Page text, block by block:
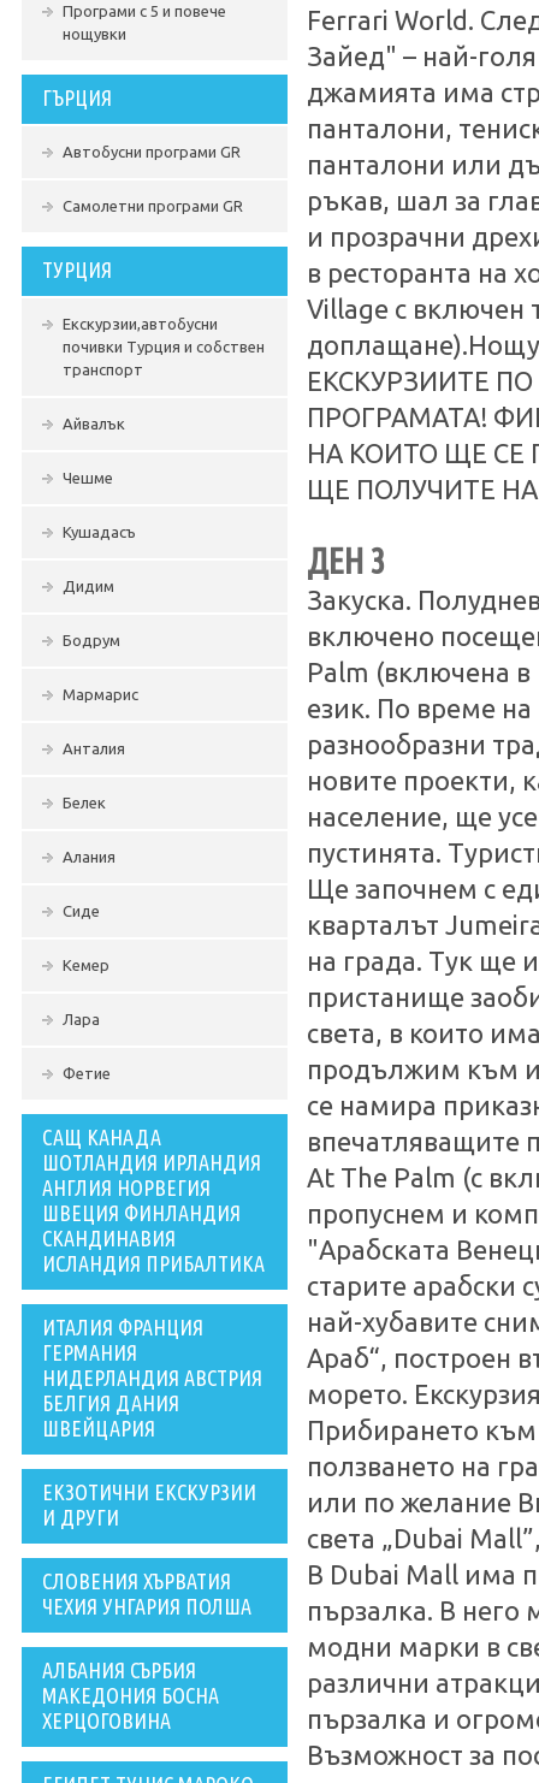
Програми с 5 и повече
нощувки
ГЪРЦИЯ
Автобусни програми GR
Самолетни програми GR
ТУРЦИЯ
Екскурзии,автобусни
почивки Турция и собствен
транспорт
Айвалък
Чешме
Кушадасъ
Дидим
Бодрум
Мармарис
Анталия
Белек
Алания
Сиде
Кемер
Лара
Фетие
САЩ КАНАДА
ШОТЛАНДИЯ ИРЛАНДИЯ
АНГЛИЯ НОРВЕГИЯ
ШВЕЦИЯ ФИНЛАНДИЯ
СКАНДИНАВИЯ
ИСЛАНДИЯ ПРИБАЛТИКА
ИТАЛИЯ ФРАНЦИЯ
ГЕРМАНИЯ
НИДЕРЛАНДИЯ АВСТРИЯ
БЕЛГИЯ ДАНИЯ
ШВЕЙЦАРИЯ
ЕКЗОТИЧНИ ЕКСКУРЗИИ
И ДРУГИ
СЛОВЕНИЯ ХЪРВАТИЯ
ЧЕХИЯ УНГАРИЯ ПОЛША
АЛБАНИЯ СЪРБИЯ
МАКЕДОНИЯ БОСНА
ХЕРЦОГОВИНА
Ferrari World.
Зайед" – най-
джамията има
панталони,
панталони или
ръкав, шал за
и прозрачни
в ресторанта на
Village с включен
ЕКСКУРЗИИТЕ
ПРОГРАМАТА!
НА КОИТО ЩЕ СЕ
ЩЕ ПОЛУЧИТЕ
ДЕН 3
Закуска.
включено
Palm (включена в
език. По време на
разнообразни
новите проекти,
население, ще
пустинята.
Ще започнем с
кварталът
на града. Тук ще
пристанище
света, в които
продължим към
се намира
впечатляващите
At The Palm (с
пропуснем и
"Арабската
старите арабски
най-хубавите
Араб“, построен
морето.
Прибирането
ползването на
или по желание
света „Dubai
В Dubai Mall има
пързалка. В него
модни марки в
различни
пързалка и
Възможност за